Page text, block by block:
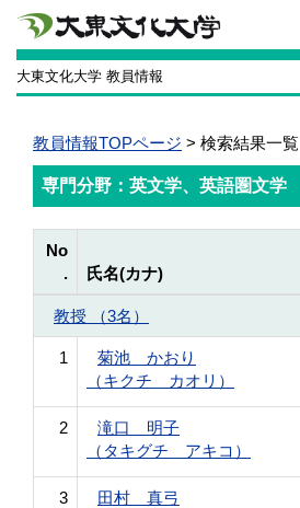
大東文化大学 教員情報
教員情報TOPページ > 検索結果一覧
専門分野：英文学、英語圏文学
No
.
氏名(カナ)
教授 （3名）
1
菊池 かおり
（キクチ カオリ）
2
滝口 明子
（タキグチ アキコ）
3
田村 真弓